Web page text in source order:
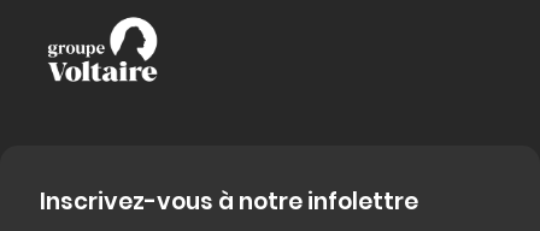
Inscrivez-vous à notre infolettre